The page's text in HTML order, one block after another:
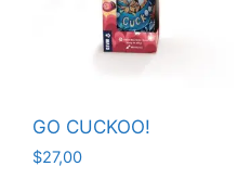
GO CUCKOO!
$27,00